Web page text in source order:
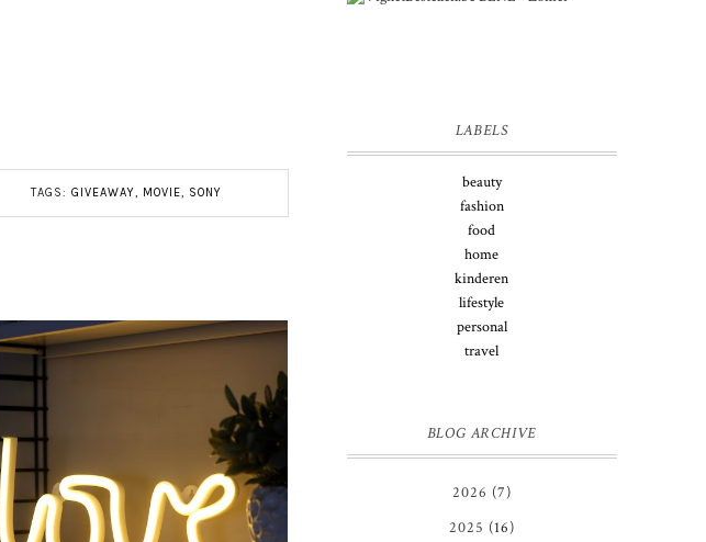
TAGS: GIVEAWAY, MOVIE, SONY
LABELS
beauty
fashion
food
home
kinderen
lifestyle
personal
travel
BLOG ARCHIVE
2026 (7)
2025 (16)